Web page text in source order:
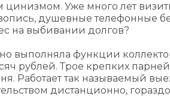
цинизмом. Уже много лет
душевные телефонные
на выбивании долгов?
выполняла функции
рублей. Трое крепких парней
Работает так называемый
дистанционно,